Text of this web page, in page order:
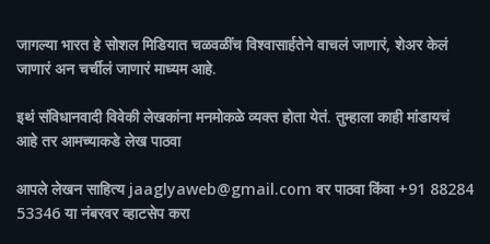
जागल्या भारतहे सोशल मिडियात चळवळींच विश्वासार्हतेने वाचलं जाणारं, शेअर केलं
जाणारं अन चर्चीलं जाणारं माध्यम आहे.
इथं संविधानवादी विवेकी लेखकांना मनमोकळे व्यक्त होता येतं. तुम्हाला काही मांडायचं
आहे तर आमच्याकडे लेख पाठवा
आपले लेखन साहित्य jaaglyaweb@gmail.com वर पाठवा किंवा +91 88284
53346 या नंबरवर व्हाटसेप करा